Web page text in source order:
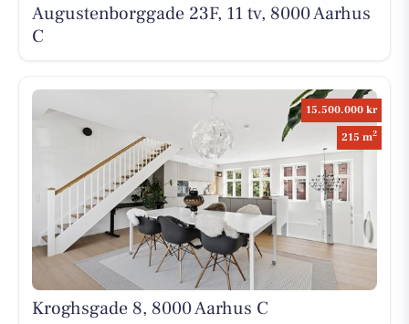
Augustenborggade 23F, 11 tv, 8000 Aarhus
C
15.500.000 kr
215 m2
Kroghsgade 8, 8000 Aarhus C